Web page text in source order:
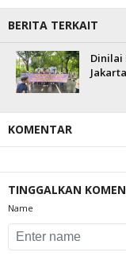
BERITA TERKAIT
Dinilai
KOMENTAR
TINGGALKAN
Name